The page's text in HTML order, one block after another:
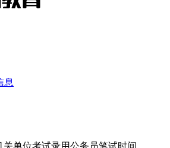
息
关单位考试录用公务员笔试时间